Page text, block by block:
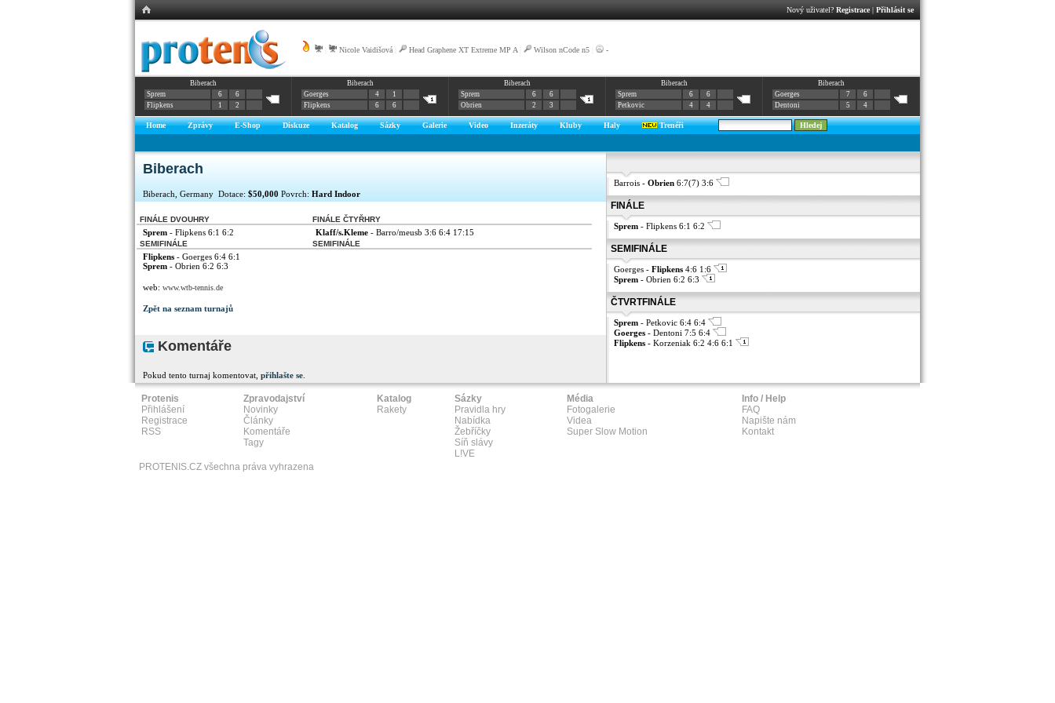
Nový uživatel? Registrace| Přihlásit se
Nicole Vaidišová Head Graphene XT Extreme MP A Wilson nCode n5 -
Biberach
Sprem
6
6
Flipkens
1 2
Biberach
Goerges
4
1
Flipkens
6 6
Biberach
Sprem
6
6
Obrien
2 3
Biberach
Sprem
6
6
Petkovic
4 4
Biberach
Goerges
7
6
Dentoni
5 4
Home Zprávy E-Shop Diskuze Katalog Sázky Galerie Video Inzeráty Kluby Haly Trenéři
Biberach
Biberach, Germany Dotace: $50,000 Povrch: Hard Indoor
FINÁLE DVOUHRY
Sprem - Flipkens 6:1 6:2
FINÁLE ČTYŘHRY
Klaff/s.Kleme - Barro/meusb 3:6 6:4 17:15
SEMIFINÁLE
Flipkens - Goerges 6:4 6:1
Sprem - Obrien 6:2 6:3
SEMIFINÁLE
web: www.wtb-tennis.de
Zpět na seznam turnajů
Komentáře
Pokud tento turnaj komentovat, přihlašte se
Barrois - Obrien 6:7(7) 3:6
FINÁLE
Sprem - Flipkens 6:1 6:2
SEMIFINÁLE
Goerges - Flipkens 4:6 1:6
Sprem - Obrien 6:2 6:3
ČTVRTFINÁLE
Sprem - Petkovic 6:4 6:4
Goerges - Dentoni 7:5 6:4
Flipkens - Korzeniak 6:2 4:6 6:1
Protenis
Přihlášení
Registrace
RSS
Zpravodajství
Novinky
Články
Komentáře
Tagy
Katalog
Rakety
Sázky
Pravidla hry
Nabídka
Žebříčky
Síň slávy
L!VE
Média
Fotogalerie
Videa
Super Slow Motion
Info / Help
FAQ
Napište nám
Kontakt
PROTENIS.CZ všechna práva vyhrazena